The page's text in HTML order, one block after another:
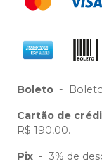
Boleto -
Cartão de
R$ 190,00.
Pix - 3% de